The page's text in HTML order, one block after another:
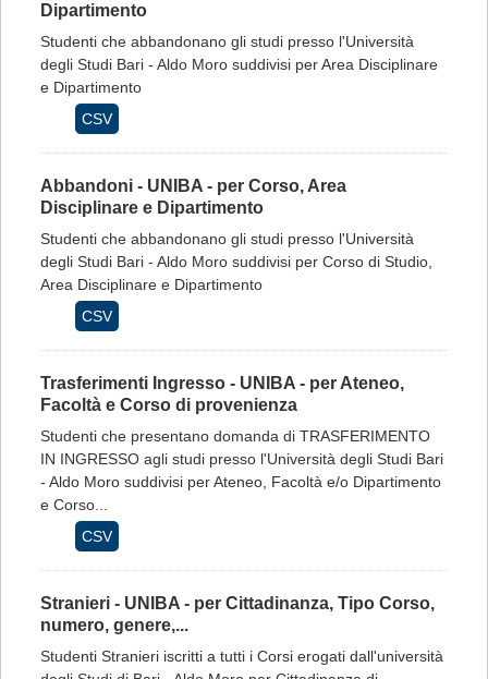
Dipartimento
Studenti che abbandonano gli studi presso l'Università
degli Studi Bari - Aldo Moro suddivisi per Area Disciplinare
e Dipartimento
CSV
Abbandoni - UNIBA - per Corso, Area
Disciplinare e Dipartimento
Studenti che abbandonano gli studi presso l'Università
degli Studi Bari - Aldo Moro suddivisi per Corso di Studio,
Area Disciplinare e Dipartimento
CSV
Trasferimenti Ingresso - UNIBA - per Ateneo,
Facoltà e Corso di provenienza
Studenti che presentano domanda di TRASFERIMENTO
IN INGRESSO agli studi presso l'Università degli Studi Bari
- Aldo Moro suddivisi per Ateneo, Facoltà e/o Dipartimento
e Corso...
CSV
Stranieri - UNIBA - per Cittadinanza, Tipo Corso,
numero, genere,...
Studenti Stranieri iscritti a tutti i Corsi erogati dall'università